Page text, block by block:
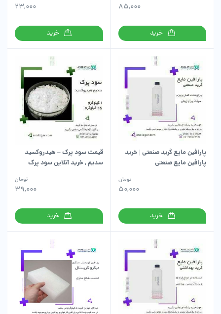
85,000
خرید
23,000
خرید
پارافین مایع گرید صنعتی | خرید
پارافین مایع صنعتی
50,000
تومان
خرید
قیمت سود پرک – هیدروکسید
سدیم , خرید آنلاین سود پرک
39,000
تومان
خرید